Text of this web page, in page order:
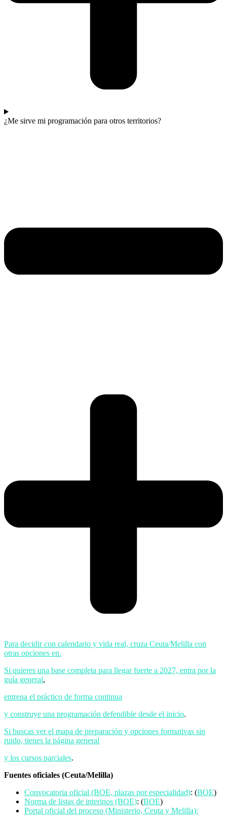
¿Me sirve mi programación para otros territorios?
Para decidir con calendario y vida real, cruza Ceuta/Melilla con
otras opciones en.
Si quieres una base completa para llegar fuerte a 2027, entra por la
guía general,
entrena el práctico de forma continua
y construye una programación defendible desde el inicio.
Si buscas ver el mapa de preparación y opciones formativas sin
ruido, tienes la página general
y los cursos parciales.
Fuentes oficiales (Ceuta/Melilla)
Convocatoria oficial (BOE, plazas por especialidad): (BOE)
Norma de listas de interinos (BOE): (BOE)
Portal oficial del proceso (Ministerio, Ceuta y Melilla):